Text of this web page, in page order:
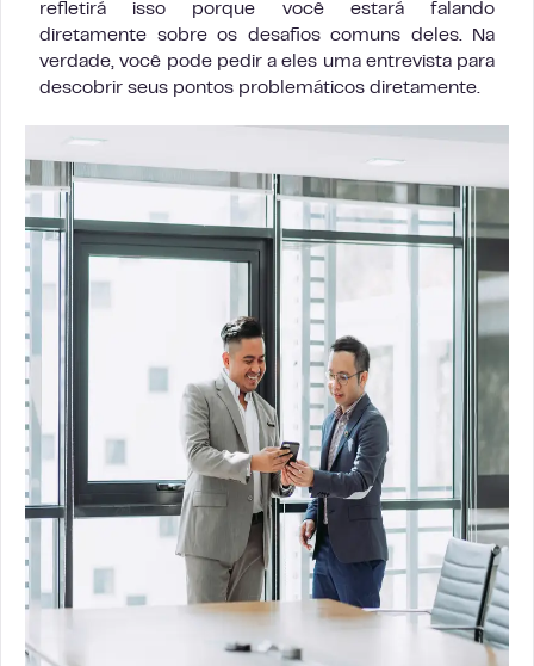
refletirá isso porque você estará falando
diretamente sobre os desafios comuns deles. Na
verdade, você pode pedir a eles uma entrevista para
descobrir seus pontos problemáticos diretamente.